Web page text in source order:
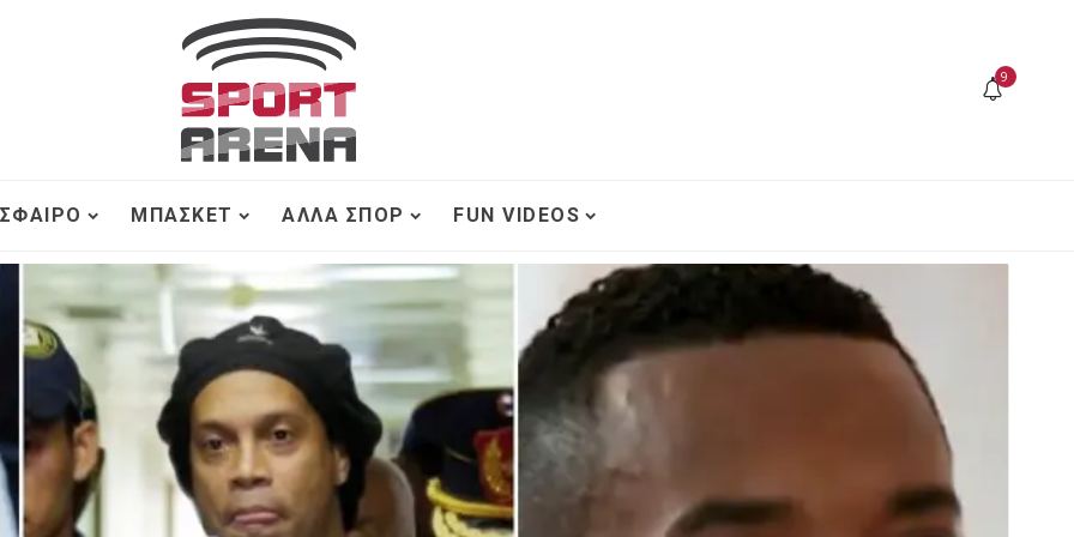
9
ΜΠΆΣΚΕΤ ΆΛΛΑ ΣΠΟΡ FUN VIDEOS